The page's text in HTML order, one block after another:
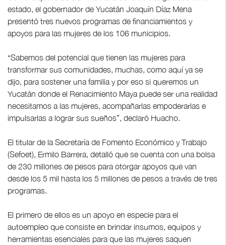
estado, el gobernador de Yucatán Joaquín Díaz Mena
presentó tres nuevos programas de financiamientos y
apoyos para las mujeres de los 106 municipios.
“Sabemos del potencial que tienen las mujeres para
transformar sus comunidades, muchas, como aquí ya se
dijo, para sostener una familia y por eso si queremos un
Yucatán donde el Renacimiento Maya puede ser una realidad
necesitamos a las mujeres, acompañarlas empoderarlas e
impulsarlas a lograr sus sueños”, declaró Huacho.
El titular de la Secretaría de Fomento Económico y Trabajo
(Sefoet), Ermilo Barrera, detalló que se cuenta con una bolsa
de 230 millones de pesos para otorgar apoyos que van
desde los 5 mil hasta los 5 millones de pesos a través de tres
programas.
El primero de ellos es un apoyo en especie para el
autoempleo que consiste en brindar insumos, equipos y
herramientas esenciales para que las mujeres saquen